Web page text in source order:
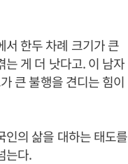
서 한두 차례 크기가 큰
게 더 낫다고. 이 남자
큰 불행을 견디는 힘이
인의 삶을 대하는 태도를
는다.